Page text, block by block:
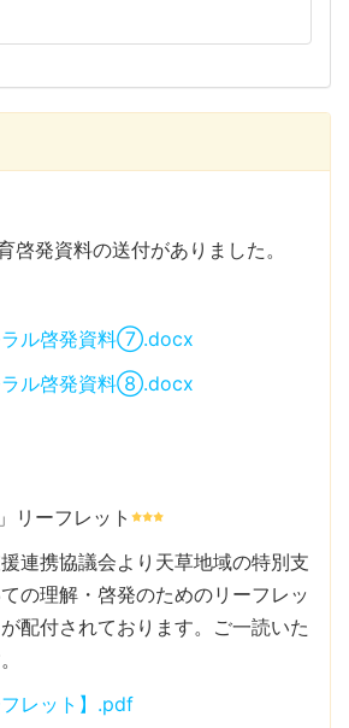
啓発資料の送付がありました。
ラル啓発資料⑦.docx
ラル啓発資料⑧.docx
リーフレット
連携協議会より天草地域の特別支
の理解・啓発のためのリーフレッ
配付されております。ご一読いた
レット】.pdf